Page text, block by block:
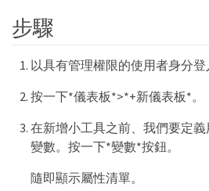
步驟
以具有管理權限的使用者身分
按一下*儀表板*>*+新儀表板*。
在新增小工具之前、我們要定
變數。按一下*變數*按鈕。
隨即顯示屬性清單。